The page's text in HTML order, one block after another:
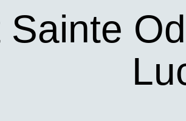
Sainte